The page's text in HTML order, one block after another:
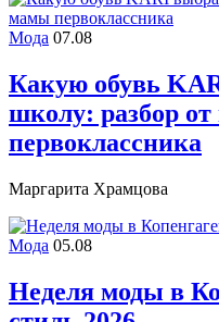
Мода 07.08
Какую обувь
школу: разбор
первоклассника
Маргарита Храмцова
Мода 05.08
Неделя моды в